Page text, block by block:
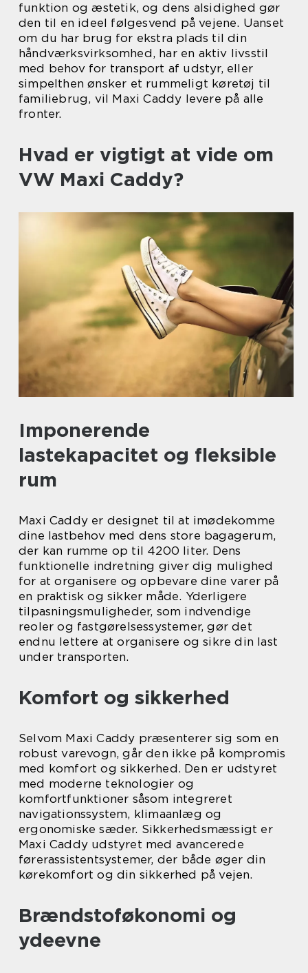
funktion og æstetik, og dens alsidighed gør
den til en ideel følgesvend på vejene. Uanset
om du har brug for ekstra plads til din
håndværksvirksomhed, har en aktiv livsstil
med behov for transport af udstyr, eller
simpelthen ønsker et rummeligt køretøj til
familiebrug, vil Maxi Caddy levere på alle
fronter.
Hvad er vigtigt at vide om
VW Maxi Caddy?
Imponerende
lastekapacitet og fleksible
rum
Maxi Caddy er designet til at imødekomme
dine lastbehov med dens store bagagerum,
der kan rumme op til 4200 liter. Dens
funktionelle indretning giver dig mulighed
for at organisere og opbevare dine varer på
en praktisk og sikker måde. Yderligere
tilpasningsmuligheder, som indvendige
reoler og fastgørelsessystemer, gør det
endnu lettere at organisere og sikre din last
under transporten.
Komfort og sikkerhed
Selvom Maxi Caddy præsenterer sig som en
robust varevogn, går den ikke på kompromis
med komfort og sikkerhed. Den er udstyret
med moderne teknologier og
komfortfunktioner såsom integreret
navigationssystem, klimaanlæg og
ergonomiske sæder. Sikkerhedsmæssigt er
Maxi Caddy udstyret med avancerede
førerassistentsystemer, der både øger din
kørekomfort og din sikkerhed på vejen.
Brændstoføkonomi og
ydeevne